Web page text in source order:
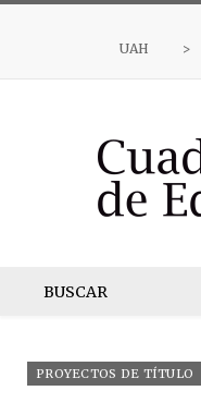
UAH >
BUSCAR
PROYECTOS DE TÍTULO